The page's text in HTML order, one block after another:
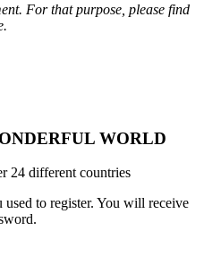
For that purpose, please find
WORLD
24 different countries
used to register. You will receive